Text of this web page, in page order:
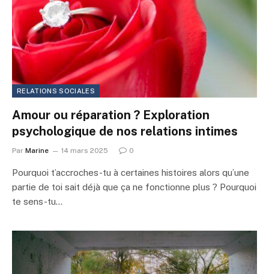
RELATIONS SOCIALES
Amour ou réparation ? Exploration
psychologique de nos relations intimes
Par Marine 14 mars 2025 0
Pourquoi t’accroches-tu à certaines histoires alors qu’une
partie de toi sait déjà que ça ne fonctionne plus ? Pourquoi
te sens-tu…